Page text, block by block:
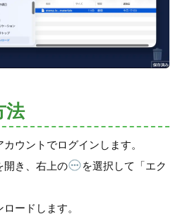
法
ウントでログインします。
き、右上の
を選択して「エク
ードします。